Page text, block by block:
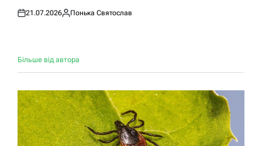
Оприлюднено
21.07.2026
Опубліковано
Понька Святослав
Більше від автора